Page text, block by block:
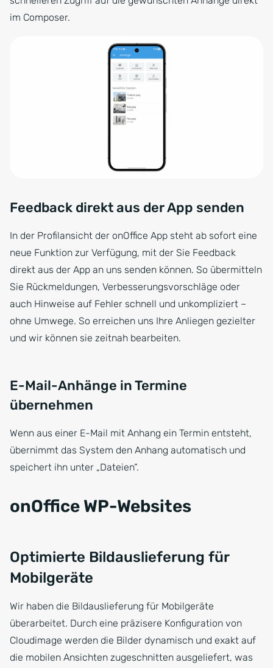
im Composer.
Feedback direkt aus der App senden
In der Profilansicht der onOffice App steht ab sofort eine
neue Funktion zur Verfügung, mit der Sie Feedback
direkt aus der App an uns senden können. So übermitteln
Sie Rückmeldungen, Verbesserungsvorschläge oder
auch Hinweise auf Fehler schnell und unkompliziert –
ohne Umwege. So erreichen uns Ihre Anliegen gezielter
und wir können sie zeitnah bearbeiten.
E-Mail-Anhänge in Termine
übernehmen
Wenn aus einer E-Mail mit Anhang ein Termin entsteht,
übernimmt das System den Anhang automatisch und
speichert ihn unter „Dateien“.
onOffice WP-Websites
Optimierte Bildauslieferung für
Mobilgeräte
Wir haben die Bildauslieferung für Mobilgeräte
überarbeitet. Durch eine präzisere Konfiguration von
Cloudimage werden die Bilder dynamisch und exakt auf
die mobilen Ansichten zugeschnitten ausgeliefert, was